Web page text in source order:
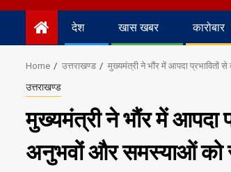
देश खास खबर कारोबार
Home उत्तराखण्ड मुख्यमंत्री ने भौंर में आपदा
उत्तराखण्ड
मुख्यमंत्री ने भौंर में आपदा
अनुभवों और समस्याओं को